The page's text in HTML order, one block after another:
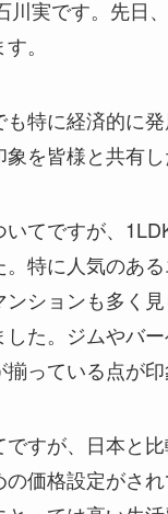
実です。先日
。
特に経済的に
を皆様と共有し
てですが、
特に人気のあ
ションも多く
た。ジムやバ
っている点が印
すが、日本と
価格設定がさ